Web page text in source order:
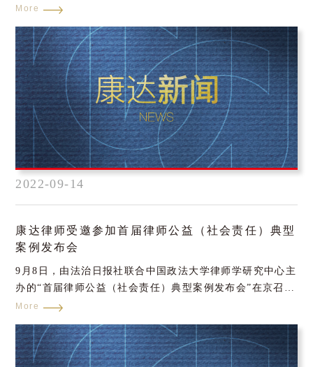
阳区建外街道综合行政执法队分别开展了“违法建设查
阳区建外街道综合行政执法队部分一线执法人员参加了培
训。
More
2022-09-14
康达律师受邀参加首届律师公益（社会责任）典型
案例发布会
9月8日，由法治日报社联合中国政法大学律师学研究中心主
办的“首届律师公益（社会责任）典型案例发布会”在京召
开。康达公益和社会责任委员会主任、党委副书记孟丽娜代
More